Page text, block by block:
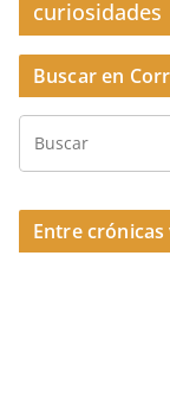
curiosidades
Buscar en
Entre